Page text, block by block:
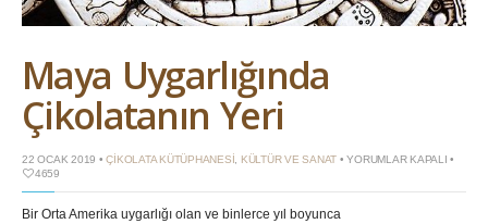
Maya Uygarlığında
Çikolatanın Yeri
22 OCAK 2019 •ÇIKOLATA KÜTÜPHANESI KÜLTÜR VE SANAT •MAYA
YORUMLAR KAPALI •
4659
Bir Orta Amerika uygarlığı olan ve binlerce yıl boyunca